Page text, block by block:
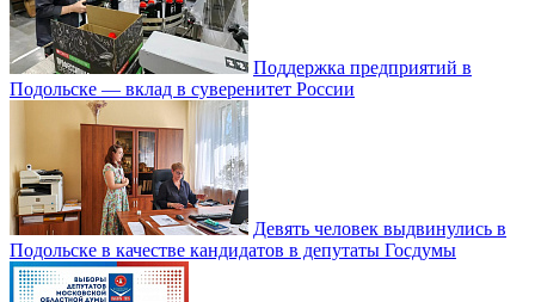
Поддержка предприятий в
Подольске — вклад в суверенитет России
Девять человек выдвинулись в
Подольске в качестве кандидатов в депутаты Госдумы